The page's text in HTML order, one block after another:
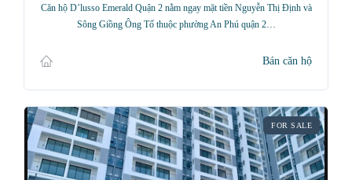
Căn hộ D’lusso Emerald Quận 2 nằm ngay mặt tiền Nguyễn Thị Định và
Sông Giồng Ông Tố thuộc phường An Phú quận 2…
Bán căn hộ
FOR SALE